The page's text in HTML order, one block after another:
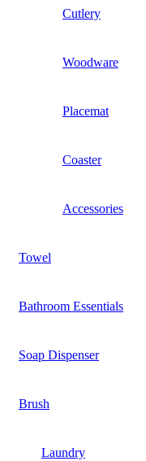
Cutlery
Woodware
Placemat
Coaster
Accessories
Towel
Bathroom Essentials
Soap Dispenser
Brush
Laundry